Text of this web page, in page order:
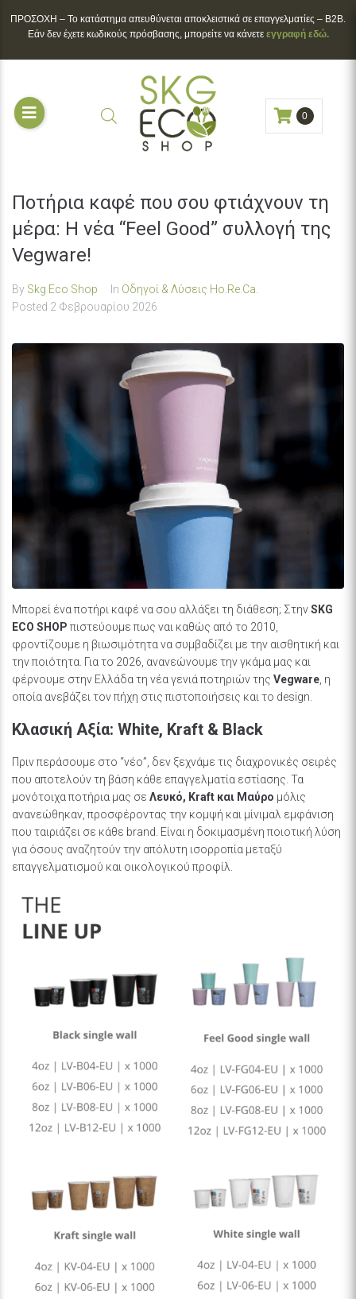
ΠΡΟΣΟΧΗ – To κατάστημα απευθύνεται αποκλειστικά σε επαγγελματίες – B2B.
Εάν δεν έχετε κωδικούς πρόσβασης, μπορείτε να κάνετε εγγραφή εδώ.
0
Ποτήρια καφέ που σου φτιάχνουν τη
μέρα: Η νέα “Feel Good” συλλογή της
Vegware!
By Skg Eco Shop In Οδηγοί & Λύσεις Ho.Re.Ca.
Posted 2 Φεβρουαρίου 2026
Μπορεί ένα ποτήρι καφέ να σου αλλάξει τη διάθεση; ΣτηνSKG
ECO SHOP πιστεύουμε πως ναι καθώς από το 2010,
φροντίζουμε η βιωσιμότητα να συμβαδίζει με την αισθητική και
την ποιότητα. Για το 2026, ανανεώνουμε την γκάμα μας και
φέρνουμε στην Ελλάδα τη νέα γενιά ποτηριών της Vegware , η
οποία ανεβάζει τον πήχη στις πιστοποιήσεις και το design.
Κλασική Αξία: White, Kraft & Black
Πριν περάσουμε στο “νέο”, δεν ξεχνάμε τις διαχρονικές σειρές
που αποτελούν τη βάση κάθε επαγγελματία εστίασης. Τα
μονότοιχα ποτήρια μας σε Λευκό, Kraft και Μαύρο μόλις
ανανεώθηκαν, προσφέροντας την κομψή και μίνιμαλ εμφάνιση
που ταιριάζει σε κάθε brand. Είναι η δοκιμασμένη ποιοτική λύση
για όσους αναζητούν την απόλυτη ισορροπία μεταξύ
επαγγελματισμού και οικολογικού προφίλ.